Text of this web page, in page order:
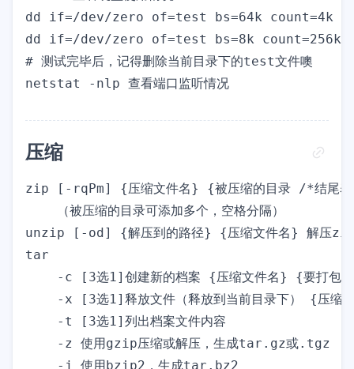
dd if=/dev/zero of=test bs=64k count=4k
dd if=/dev/zero of=test bs=8k count=256k
# 测试完毕后，记得删除当前目录下的test文件噢
压缩
zip [-rqPm] {压缩文件名} {被压缩的目录 /*结尾表
    （被压缩的目录可添加多个，空格分隔）
unzip [-od] {解压到的路径} {压缩文件名} 解压zip
tar
-c [3选1]创建新的档案 {压缩文件名} {要打包
-x [3选1]释放文件（释放到当前目录下） {压缩
    -t [3选1]列出档案文件内容
    -z 使用gzip压缩或解压，生成tar.gz或.tgz
    -j 使用bzip2，生成tar.bz2